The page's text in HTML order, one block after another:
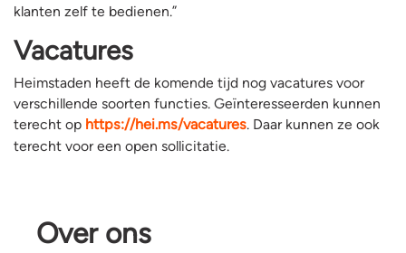
klanten zelf te bedienen.”
Vacatures
Heimstaden heeft de komende tijd nog vacatures voor
verschillende soorten functies. Geïnteresseerden kunnen
terecht op https://hei.ms/vacatures. Daar kunnen ze ook
terecht voor een open sollicitatie.
Over ons